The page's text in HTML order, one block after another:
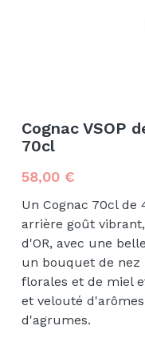
Cognac VSOP
70cl
58,00 €
Un Cognac 70cl de
arrière goût
d'OR, avec une
un bouquet de nez
florales et de miel
et velouté
d'agrumes.